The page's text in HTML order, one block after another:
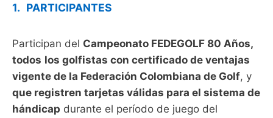
1. PARTICIPANTES
Participan del Campeonato FEDEGOLF 80 Años,
todos los golfistas con certificado de ventajas
vigente de la Federación Colombiana de Golf, y
que registren tarjetas válidas para el sistema de
hándicap durante el período de juego del